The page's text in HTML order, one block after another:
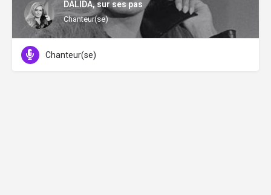
DALIDA, sur ses pas
Chanteur(se)
Chanteur(se)